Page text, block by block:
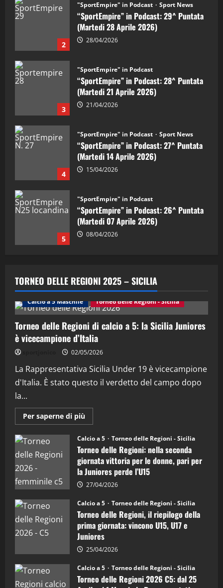
3
"SportEmpire" in Podcast
“SportEmpire” in Podcast: 28^ Puntata
(Martedi 21 Aprile 2026)
21/04/2026
4
"SportEmpire" in Podcast
“SportEmpire” in Podcast: 27^ Puntata
(Martedi 14 Aprile 2026)
15/04/2026
5
"SportEmpire" in Podcast
“SportEmpire” in Podcast: 26^ Puntata
(Martedi 07 Aprile 2026)
08/04/2026
1
"SportEmpire" in Podcast
“SportEmpire” in Podcast: 30^ Puntata
(Martedi 05 Maggio 2026)
08/05/2026
2
“SportEmpire” in Podcast: 29^ Puntata
(Martedi 28 Aprile 2026)
3
"SportEmpire" in Podcast
“SportEmpire” in Podcast: 28^ Puntata
(Martedi 21 Aprile 2026)
21/04/2026
4
(Martedi 14 Aprile 2026)
5
"SportEmpire" in Podcast
“SportEmpire” in Podcast: 26^ Puntata
(Martedi 07 Aprile 2026)
TORNEO DELLE REGIONI 2025 – SICILIA
Calcio a 5 Maschile Torneo delle Regioni - Sicilia
Torneo delle Regioni di calcio a 5: la Sicilia Juniores
è vicecampione d’Italia
02/05/2026
La Rappresentativa Sicilia Under 19 è vicecampione
d'Italia. È stato questo il verdetto del campo dopo
la...
Per saperne di più
informazioni
Torneo
delle
Regioni
di
calcio
a
5:
la
Juniores
è
vicecampione
d’Italia
Calcio a 5 Torneo delle Regioni - Sicilia
Torneo delle Regioni: nella seconda
giornata vittoria per le donne, pari per
la Juniores perde l’U15
27/04/2026
Calcio a 5 Torneo delle Regioni - Sicilia
Torneo delle Regioni, il riepilogo della
prima giornata: vincono U15, U17 e
Juniores
25/04/2026
Calcio a 5 Torneo delle Regioni - Sicilia
Torneo delle Regioni 2026 C5: dal 25